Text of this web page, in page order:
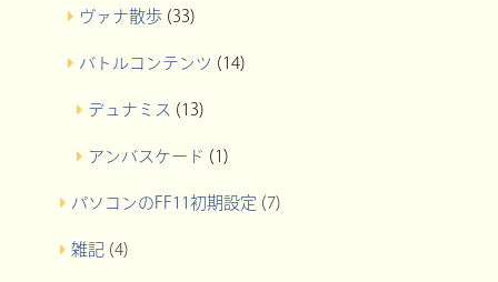
ヴァナ散歩 (33)
バトルコンテンツ (14)
デュナミス (13)
アンバスケード (1)
パソコンのFF11初期設定 (7)
雑記(4)